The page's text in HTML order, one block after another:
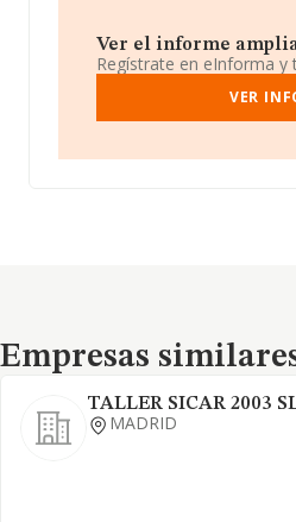
Ver el informe
Regístrate en eInforma
VER
Empresas similares
Empresas
TALLER SICAR 2003
MADRID